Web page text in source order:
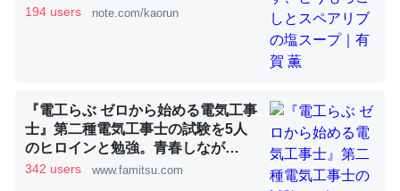
─GPTの仕組みと限界についての考察（１） - conceptualization
昆虫ってカルシウム少ないのか。知らんかった。調べたら
コオロギのカルシウム分はエビの600分の1程度。
─ニュース :: 【研究発表】昆虫学の大問題＝「昆虫はなぜ海にいな
194 users note.com/kaorun
『電工らぶ ゼロから始める電気工事
士』第二種電気工事士の試験を5人
のヒロインと勉強。青春しなが
ら“過去問1000問”や“本番形式CBT
342 users www.famitsu.com